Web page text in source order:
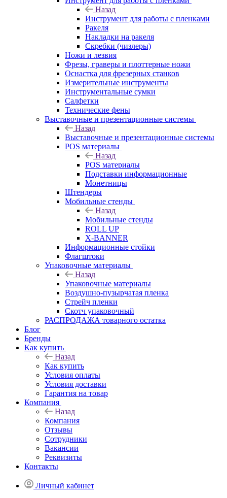
Назад
Инструмент для работы с пленками
Ракеля
Накладки на ракеля
Скребки (чизлеры)
Ножи и лезвия
Фрезы, граверы и плоттерные ножи
Оснастка для фрезерных станков
Измерительные инструменты
Инструментальные сумки
Салфетки
Технические фены
Выставочные и презентационные системы
Назад
Выставочные и презентационные системы
POS материалы
Назад
POS материалы
Подставки информационные
Монетницы
Штендеры
Мобильные стенды
Назад
Мобильные стенды
ROLL UP
X-BANNER
Информационные стойки
Флагштоки
Упаковочные материалы
Назад
Упаковочные материалы
Воздушно-пузырчатая пленка
Стрейч пленки
Скотч упаковочный
РАСПРОДАЖА товарного остатка
Блог
Бренды
Как купить
Назад
Как купить
Условия оплаты
Условия доставки
Гарантия на товар
Компания
Назад
Компания
Отзывы
Сотрудники
Вакансии
Реквизиты
Контакты
Личный кабинет